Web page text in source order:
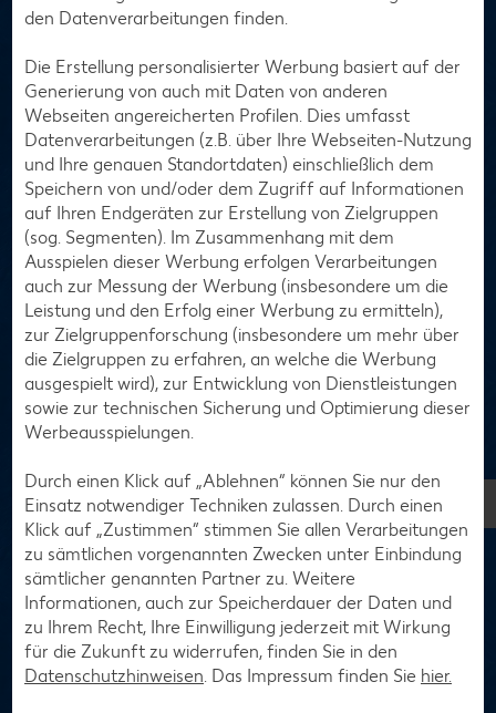
Jetzt für Kaufland Card XTRA abstimmen
Wenn du Kaufland Card XTRA gerne nutzt, um XTRA zu
sparen, freuen wir uns jetzt über deine Stimme. Hilf mit, uns
bei den European Loyalty Awards auf den ersten Platz zu
wählen! Die Abstimmung läuft noch bis zum 28. August
2026 und jede einzelne Teilnahme bringt uns der Spitze ein
Stück näher. Unterstütze deinen Favoriten ganz einfach mit
nur einem Klick.
Zur Abstimmung
den Datenverarbeitungen finden.
Die Erstellung personalisierter Werbung basiert auf der
Generierung von auch mit Daten von anderen
Webseiten angereicherten Profilen. Dies umfasst
Datenverarbeitungen (z.B. über Ihre Webseiten-Nutzung
und Ihre genauen Standortdaten) einschließlich dem
Speichern von und/oder dem Zugriff auf Informationen
auf Ihren Endgeräten zur Erstellung von Zielgruppen
(sog. Segmenten). Im Zusammenhang mit dem
Ausspielen dieser Werbung erfolgen Verarbeitungen
auch zur Messung der Werbung (insbesondere um die
Leistung und den Erfolg einer Werbung zu ermitteln),
zur Zielgruppenforschung (insbesondere um mehr über
die Zielgruppen zu erfahren, an welche die Werbung
ausgespielt wird), zur Entwicklung von Dienstleistungen
sowie zur technischen Sicherung und Optimierung dieser
Werbeausspielungen.
Durch einen Klick auf „Ablehnen“ können Sie nur den
Einsatz notwendiger Techniken zulassen. Durch einen
Klick auf „Zustimmen“ stimmen Sie allen Verarbeitungen
zu sämtlichen vorgenannten Zwecken unter Einbindung
sämtlicher genannten Partner zu. Weitere
Informationen, auch zur Speicherdauer der Daten und
zu Ihrem Recht, Ihre Einwilligung jederzeit mit Wirkung
für die Zukunft zu widerrufen, finden Sie in den
Datenschutzhinweisen. Das Impressum finden Sie hier.